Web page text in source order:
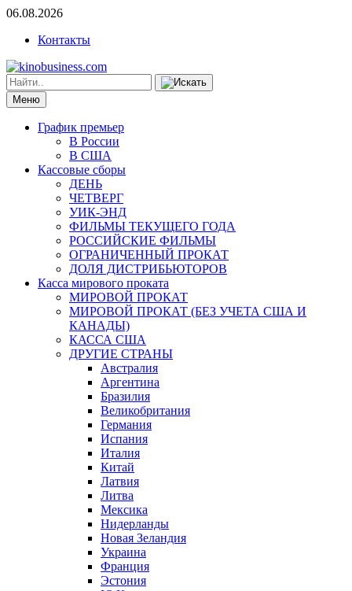
06.08.2026
Контакты
Меню
График премьер
В России
В США
Кассовые сборы
ДЕНЬ
ЧЕТВЕРГ
УИК-ЭНД
ФИЛЬМЫ ТЕКУЩЕГО ГОДА
РОССИЙСКИЕ ФИЛЬМЫ
ОГРАНИЧЕННЫЙ ПРОКАТ
ДОЛЯ ДИСТРИБЬЮТОРОВ
Касса мирового проката
МИРОВОЙ ПРОКАТ
МИРОВОЙ ПРОКАТ (БЕЗ УЧЕТА США И
КАНАДЫ)
КАССА США
ДРУГИЕ СТРАНЫ
Австралия
Аргентина
Бразилия
Великобритания
Германия
Испания
Италия
Китай
Латвия
Литва
Мексика
Нидерланды
Новая Зеландия
Украина
Франция
Эстония